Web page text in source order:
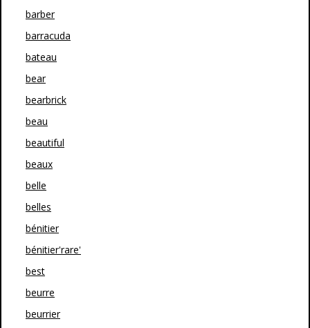
barber
barracuda
bateau
bear
bearbrick
beau
beautiful
beaux
belle
belles
bénitier
bénitier'rare'
best
beurre
beurrier